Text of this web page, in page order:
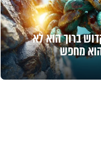
ברוך הוא לא
מחפש